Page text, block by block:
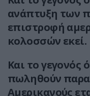
ανάπτυξη των
επιστροφή
κολοσσών εκεί.
Και το γεγονός
πωληθούν
Αμερικανούς